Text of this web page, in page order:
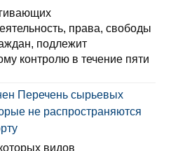
права, свободы
подлежит
контролю в течение пяти
Перечень сырьевых
не распространяются
видов